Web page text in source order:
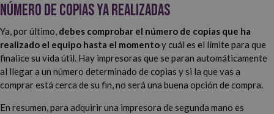
Número de copias ya realizadas
Ya, por último, debes comprobar el número de copias que ha
realizado el equipo hasta el momentoy cuál es el límite para que
finalice su vida útil. Hay impresoras que se paran automáticamente
al llegar a un número determinado de copias y si la que vas a
comprar está cerca de su fin, no será una buena opción de compra.
En resumen, para adquirir una impresora de segunda mano es